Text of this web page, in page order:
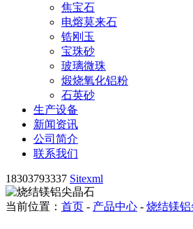
焦宝石
电熔莫来石
锆刚玉
宝珠砂
玻璃微珠
煅烧氧化铝粉
石英砂
生产设备
新闻资讯
公司简介
联系我们
18303793337 Sitexml
当前位置： 首页 - 产品中心 - 烧结镁